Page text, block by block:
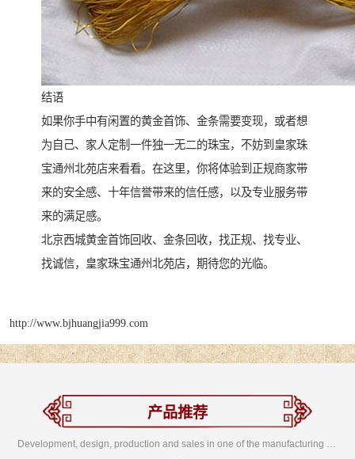
结语
如果你手中有闲置的黄金首饰、金条需要变现，或者想
为自己、家人定制一件独一无二的珠宝，不妨到皇家珠
宝通州北苑店来看看。在这里，你将体验到正规商家带
来的安全感、十年信誉带来的信任感，以及专业服务带
来的满足感。
北京西城黄金首饰回收、金条回收，找正规、找专业、
找诚信，皇家珠宝通州北苑店，期待您的光临。
http://www.bjhuangjia999.com
产品推荐